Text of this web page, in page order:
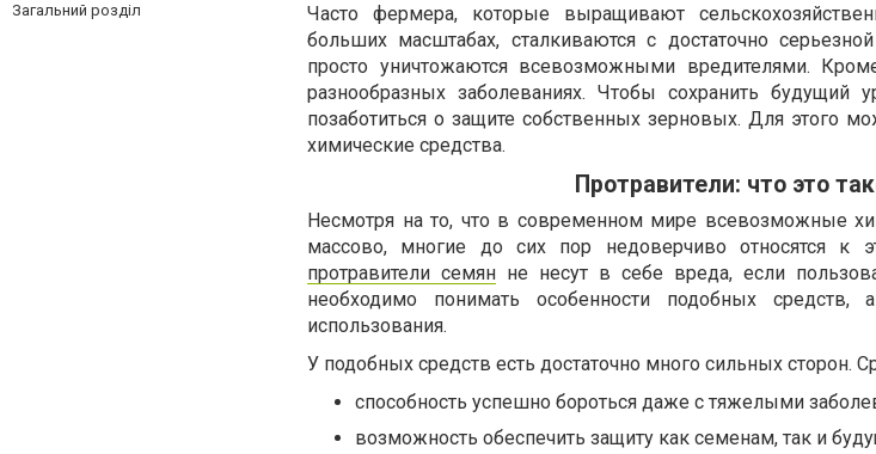
Загальний розділ
Часто фермера, которые выращивают
больших масштабах, сталкиваются с достаточно
просто уничтожаются всевозможными вредителями.
разнообразных заболеваниях. Чтобы сохранить будущий
позаботиться о защите собственных зерновых. Для этого
химические средства.
Протравители: что это
Несмотря на то, что в современном мире всевозможные
массово, многие до сих пор недоверчиво относятся к
протравители семян не несут в себе вреда, если
необходимо понимать особенности подобных
использования.
У подобных средств есть достаточно много сильных сторон.
способность успешно бороться даже с тяжелыми
возможность обеспечить защиту как семенам, так и